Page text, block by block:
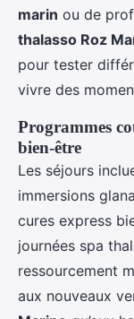
marin ou de
thalasso Roz
pour tester
vivre des
Programmes
bien-être
Les séjours
immersions
cures express
journées spa
ressourcement
aux nouveaux